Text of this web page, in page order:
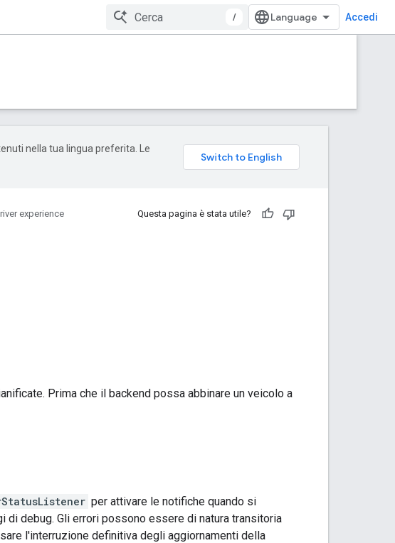
/ Accedi
nella tua lingua preferita. Le
experience
Questa pagina è stata utile?
Prima che il backend possa abbinare un veicolo a
per attivare le notifiche quando si
di debug. Gli errori possono essere di natura transitoria
l'interruzione definitiva degli aggiornamenti della